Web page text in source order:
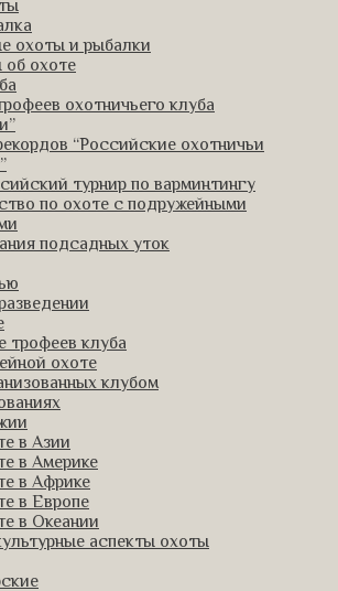
охоты и рыбалки
об охоте
охотничьего клуба
“Российские охотничьи
турнир по варминтингу
по охоте с подружейными
подсадных уток
трофеев клуба
охоте
клубом
в Азии
в Америке
в Африке
в Европе
в Океании
аспекты охоты